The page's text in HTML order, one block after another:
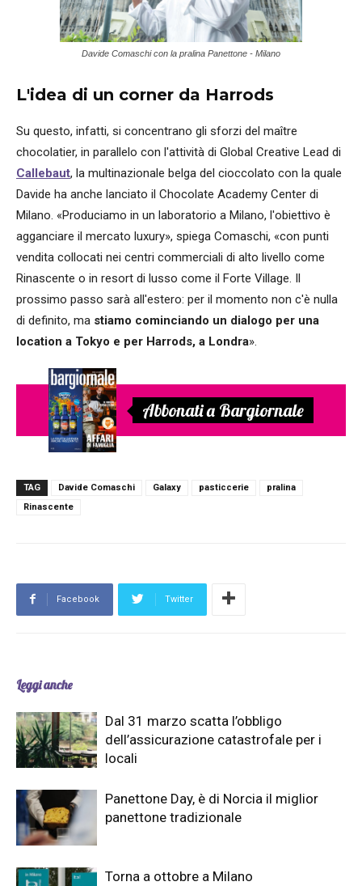
Davide Comaschi con la pralina Panettone - Milano
L'idea di un corner da Harrods
Su questo, infatti, si concentrano gli sforzi del maître
chocolatier, in parallelo con l'attività di Global Creative Lead di
Callebaut, la multinazionale belga del cioccolato con la quale
Davide ha anche lanciato il Chocolate Academy Center di
Milano. «Produciamo in un laboratorio a Milano, l'obiettivo è
agganciare il mercato luxury», spiega Comaschi, «con punti
vendita collocati nei centri commerciali di alto livello come
Rinascente o in resort di lusso come il Forte Village. Il
prossimo passo sarà all'estero: per il momento non c'è nulla
di definito, ma stiamo cominciando un dialogo per una
location a Tokyo e per Harrods, a Londra».
Abbonati a Bargiornale
TAG Davide Comaschi Galaxy pasticcerie
pralina
Rinascente
Facebook Twitter
Leggi anche
Dal 31 marzo scatta l’obbligo
dell’assicurazione catastrofale per i
locali
Panettone Day, è di Norcia il miglior
panettone tradizionale
Torna a ottobre a Milano